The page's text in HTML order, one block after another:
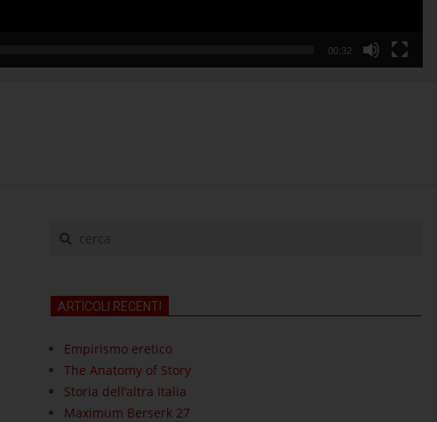
00:32
cerca
ARTICOLI RECENTI
Empirismo eretico
The Anatomy of Story
Storia dell’altra Italia
Maximum Berserk 27